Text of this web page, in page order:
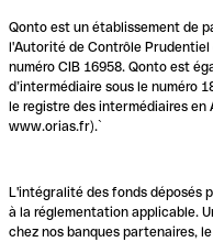
Qonto est un établissement de
l'Autorité de Contrôle Prudentiel
numéro CIB 16958. Qonto est
d’intermédiaire sous le numéro
le registre des intermédiaires en
www.orias.fr).`
L'intégralité des fonds déposés
à la réglementation applicable.
chez nos banques partenaires,